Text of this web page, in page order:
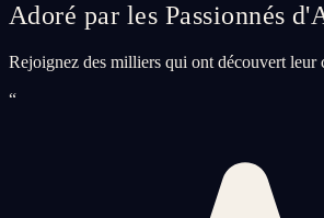
Adoré par les Passionnés
Rejoignez des milliers qui ont découvert leur
“